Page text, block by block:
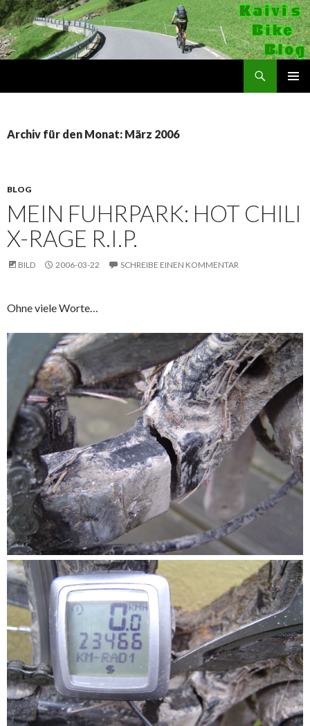
Archiv für den Monat: März 2006
BLOG
MEIN FUHRPARK: HOT CHILI
X-RAGE R.I.P.
BILD 2006-03-22 SCHREIBE EINEN KOMMENTAR
Ohne viele Worte…